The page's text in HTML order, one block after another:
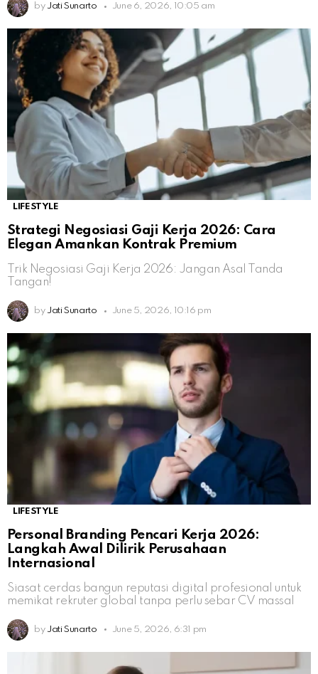
by Jati Sunarto June 6, 2026, 10:05 am
LIFESTYLE
Strategi Negosiasi Gaji Kerja 2026: Cara
Elegan Amankan Kontrak Premium
Trik Negosiasi Gaji Kerja 2026: Jangan Asal Tanda
Tangan!
by Jati Sunarto June 5, 2026, 10:16 pm
LIFESTYLE
Personal Branding Pencari Kerja 2026:
Langkah Awal Dilirik Perusahaan
Internasional
Siasat cerdas bangun reputasi digital profesional untuk
memikat rekruter global tanpa perlu sebar CV massal
by Jati Sunarto June 5, 2026, 6:31 pm